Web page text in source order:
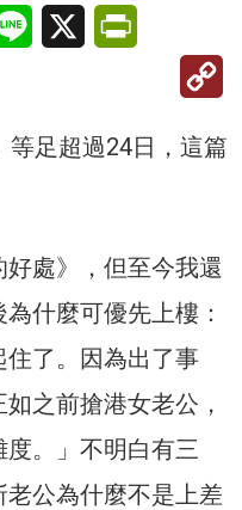
Line X
等足超過24日，這篇
處》，但至今我還
什麼可優先上樓：
住了。因為出了事
之前搶港女老公，
。」不明白有三
公為什麼不是上差